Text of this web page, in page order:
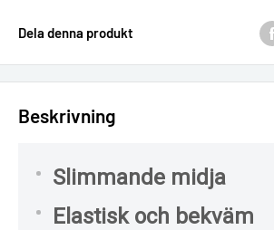
Dela denna produkt
Beskrivning
Slimmande midja
Elastisk och bekväm